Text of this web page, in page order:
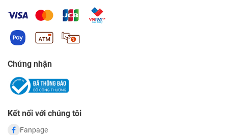
Chứng nhận
Kết nối với chúng tôi
Fanpage